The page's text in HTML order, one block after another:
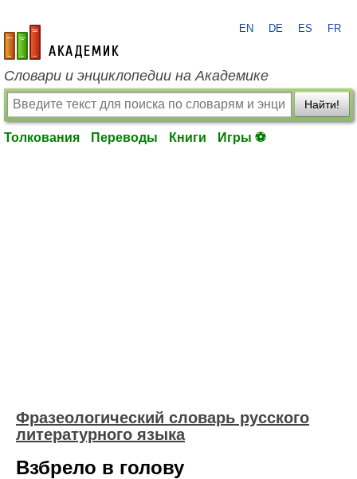
academic.ru
EN DE ES FR
Словари и энциклопедии на Академике
Найти!
Толкования Переводы Книги Игры ⚽
Фразеологический словарь русского
литературного языка
Взбрело в голову